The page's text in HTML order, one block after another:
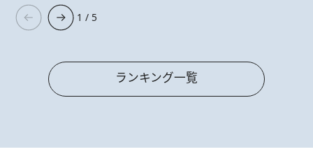
1 / 5
ランキング一覧